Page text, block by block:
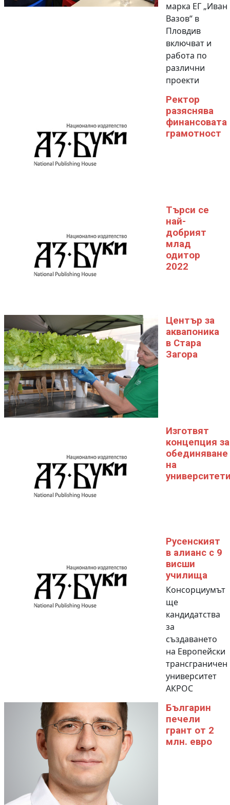
марка ЕГ „Иван
Вазов“ в
Пловдив
включват и
работа по
различни
проекти
Ректор
разяснява
финансовата
грамотност
Търси се
най-
добрият
млад
одитор
2022
Център за
аквапоника
в Стара
Загора
Изготвят
концепция за
обединяване
на
Русенският
в алианс с 9
висши
училища
Консорциумът
ще
кандидатства
за
създаването
на Европейски
трансграничен
университет
АКРОС
Българин
печели
грант от 2
млн. евро